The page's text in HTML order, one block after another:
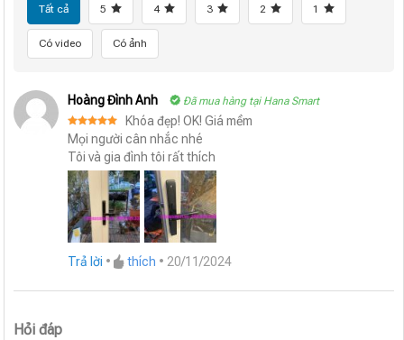
Tất cả 5 4 3 2 1
Có video Có ảnh
Hoàng Đình Anh Đã mua hàng tại Hana Smart
Được xếp
hạng 55
sao
Khóa đẹp! OK! Giá mềm
Mọi người cân nhắc nhé
Tôi và gia đình tôi rất thích
Trả lời • thích • 20/11/2024
Hỏi đáp